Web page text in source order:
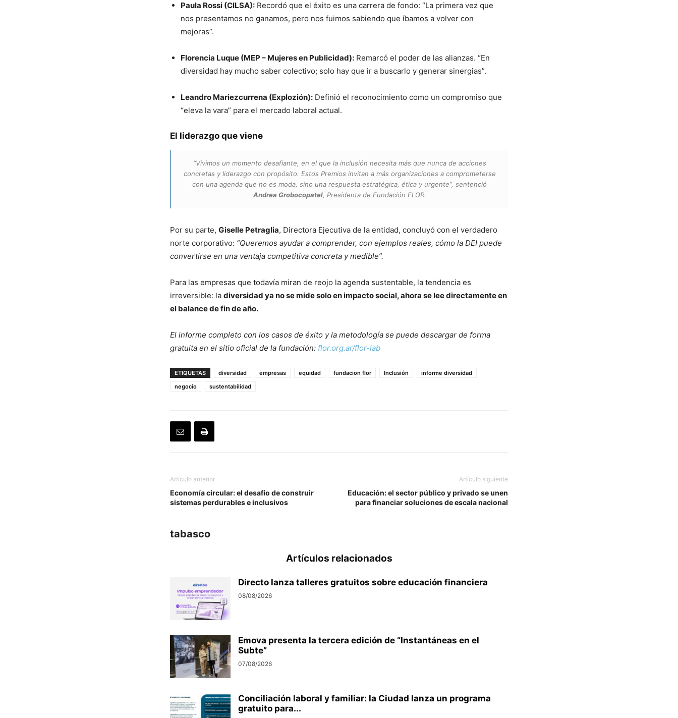
Paula Rossi (CILSA): Recordó que el éxito es una carrera de fondo: “La primera vez que
nos presentamos no ganamos, pero nos fuimos sabiendo que íbamos a volver con
mejoras”.
Florencia Luque (MEP – Mujeres en Publicidad): Remarcó el poder de las alianzas. “En
diversidad hay mucho saber colectivo; solo hay que ir a buscarlo y generar sinergias”.
Leandro Mariezcurrena (Explozión): Definió el reconocimiento como un compromiso que
“eleva la vara” para el mercado laboral actual.
El liderazgo que viene
“Vivimos un momento desafiante, en el que la inclusión necesita más que nunca de acciones
concretas y liderazgo con propósito. Estos Premios invitan a más organizaciones a comprometerse
con una agenda que no es moda, sino una respuesta estratégica, ética y urgente”, sentenció
Andrea Grobocopatel, Presidenta de Fundación FLOR.
Por su parte, Giselle Petraglia, Directora Ejecutiva de la entidad, concluyó con el verdadero
norte corporativo: “Queremos ayudar a comprender, con ejemplos reales, cómo la DEI puede
convertirse en una ventaja competitiva concreta y medible”.
Para las empresas que todavía miran de reojo la agenda sustentable, la tendencia es
irreversible: la diversidad ya no se mide solo en impacto social, ahora se lee directamente en
el balance de fin de año.
El informe completo con los casos de éxito y la metodología se puede descargar de forma
gratuita en el sitio oficial de la fundación: flor.org.ar/flor-lab
ETIQUETAS diversidad empresas equidad fundacion flor Inclusión
informe diversidad
negocio
sustentabilidad
Artículo anterior
Economía circular: el desafío de construir
sistemas perdurables e inclusivos
Artículo siguiente
Educación: el sector público y privado se unen
para financiar soluciones de escala nacional
tabasco
Artículos relacionados
Directo lanza talleres gratuitos sobre educación financiera
08/08/2026
Emova presenta la tercera edición de “Instantáneas en el
Subte”
07/08/2026
Conciliación laboral y familiar: la Ciudad lanza un programa
gratuito para...